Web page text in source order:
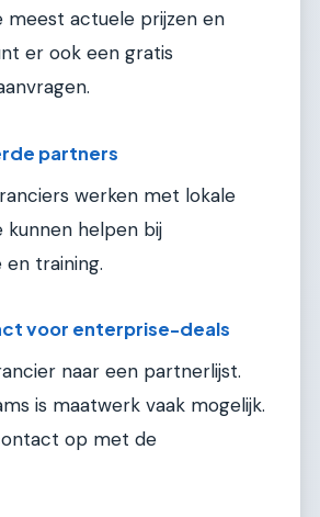
meest actuele prijzen en
er ook een gratis
partners
werken met lokale
kunnen helpen bij
training.
voor enterprise-deals
naar een partnerlijst.
is maatwerk vaak mogelijk.
op met de